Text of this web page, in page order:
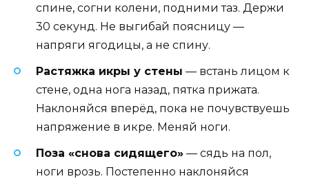
спине, согни колени, подними таз. Держи
30 секунд. Не выгибай поясницу —
напряги ягодицы, а не спину.
Растяжка икры у стены — встань лицом к
стене, одна нога назад, пятка прижата.
Наклоняйся вперёд, пока не почувствуешь
напряжение в икре. Меняй ноги.
Поза «снова сидящего» — сядь на пол,
ноги врозь. Постепенно наклоняйся